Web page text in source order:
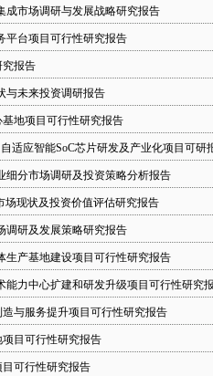
成市场调研与发展战略研究报告
平台项目可行性研究报告
报告
与未来投资调研报告
地项目可行性研究报告
适应智能SoC芯片研发及产业化项目可研
细分市场调研及投资策略分析报告
场现状及投资价值评估研究报告
调研及发展策略研究报告
生产基地建设项目可行性研究报告
能力中心扩建和研发升级项目可行性研究
与服务提升项目可行性研究报告
目可行性研究报告
可行性研究报告